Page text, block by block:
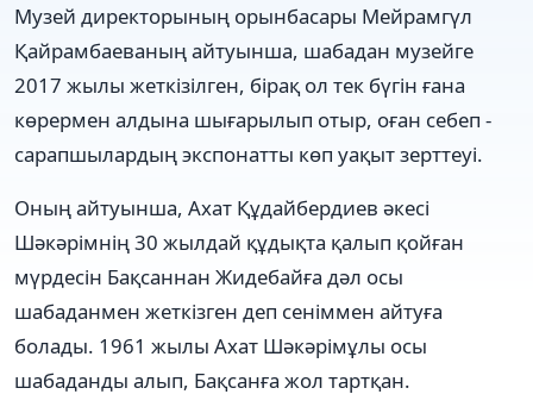
Музей директорының орынбасары Мейрамгүл
Қайрамбаеваның айтуынша, шабадан музейге
2017 жылы жеткізілген, бірақ ол тек бүгін ғана
көрермен алдына шығарылып отыр, оған себеп -
сарапшылардың экспонатты көп уақыт зерттеуі.
Оның айтуынша, Ахат Құдайбердиев әкесі
Шәкәрімнің 30 жылдай құдықта қалып қойған
мүрдесін Бақсаннан Жидебайға дәл осы
шабаданмен жеткізген деп сеніммен айтуға
болады. 1961 жылы Ахат Шәкәрімұлы осы
шабаданды алып, Бақсанға жол тартқан.